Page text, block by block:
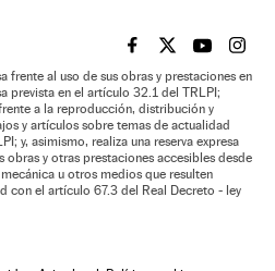
EL PAÍS BRASIL EN
EL PAÍSEL PAÍS
EL
frente al uso de sus obras y prestaciones en
prevista en el artículo 32.1 del TRLPI;
a la reproducción, distribución y
y artículos sobre temas de actualidad
y, asimismo, realiza una reserva expresa
obras y otras prestaciones accesibles desde
u otros medios que resulten
con el artículo 67.3 del Real Decreto - ley